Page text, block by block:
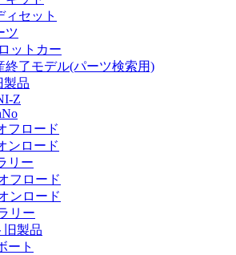
ィセット
ツ
ットカー
終了モデル(パーツ検索用)
製品
Z
フロード
ンロード
リー
フロード
ンロード
リー
旧製品
ート